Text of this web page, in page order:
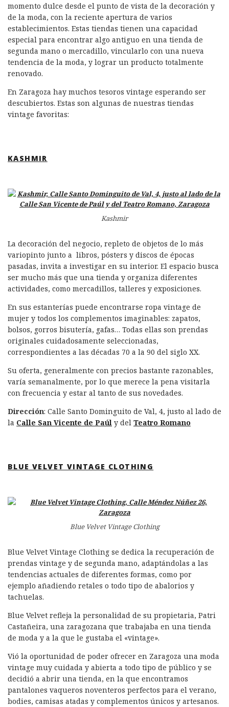
momento dulce desde el punto de vista de la decoración y
de la moda, con la reciente apertura de varios
establecimientos. Estas tiendas tienen una capacidad
especial para encontrar algo antiguo en una tienda de
segunda mano o mercadillo, vincularlo con una nueva
tendencia de la moda, y lograr un producto totalmente
renovado.
En Zaragoza hay muchos tesoros vintage esperando ser
descubiertos. Estas son algunas de nuestras tiendas
vintage favoritas:
KASHMIR
Kashmir
La decoración del negocio, repleto de objetos de lo más
variopinto junto a libros, pósters y discos de épocas
pasadas, invita a investigar en su interior. El espacio busca
ser mucho más que una tienda y organiza diferentes
actividades, como mercadillos, talleres y exposiciones.
En sus estanterías puede encontrarse ropa vintage de
mujer y todos los complementos imaginables: zapatos,
bolsos, gorros bisutería, gafas… Todas ellas son prendas
originales cuidadosamente seleccionadas,
correspondientes a las décadas 70 a la 90 del siglo XX.
Su oferta, generalmente con precios bastante razonables,
varía semanalmente, por lo que merece la pena visitarla
con frecuencia y estar al tanto de sus novedades.
Dirección: Calle Santo Dominguito de Val, 4, justo al lado de
la Calle San Vicente de Paúl y del Teatro Romano
BLUE VELVET VINTAGE CLOTHING
Blue Velvet Vintage Clothing
Blue Velvet Vintage Clothing se dedica la recuperación de
prendas vintage y de segunda mano, adaptándolas a las
tendencias actuales de diferentes formas, como por
ejemplo añadiendo retales o todo tipo de abalorios y
tachuelas.
Blue Velvet refleja la personalidad de su propietaria, Patri
Castañeira, una zaragozana que trabajaba en una tienda
de moda y a la que le gustaba el «vintage».
Vió la oportunidad de poder ofrecer en Zaragoza una moda
vintage muy cuidada y abierta a todo tipo de público y se
decidió a abrir una tienda, en la que encontramos
pantalones vaqueros noventeros perfectos para el verano,
bodies, camisas atadas y complementos únicos y artesanos.